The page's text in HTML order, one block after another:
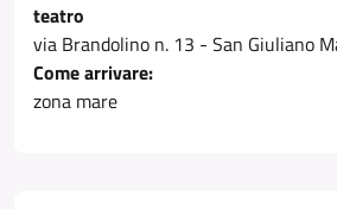
teatro
via Brandolino n. 13 - San Giuliano
Come arrivare:
zona mare